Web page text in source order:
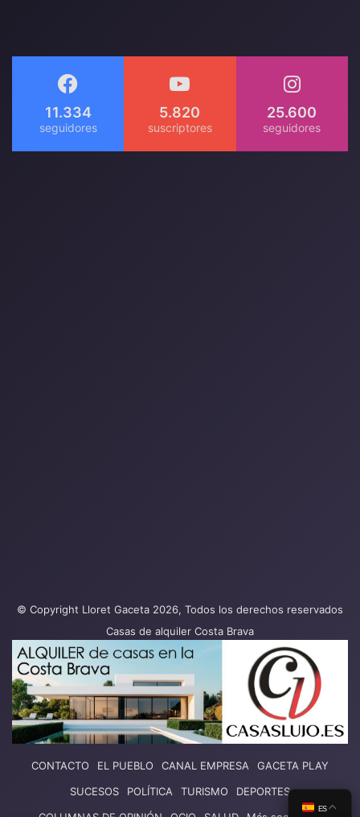
11.334 5.820 25.600
© Copyright Lloret Gaceta 2026, Todos los derechos reservados
Casas de alquiler Costa Brava
CONTACTO EL PUEBLO CANAL EMPRESA
GACETA PLAY
SUCESOS
POLÍTICA TURISMO
DEPORTES
ES